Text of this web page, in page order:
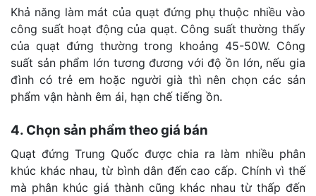
Khả năng làm mát của quạt đứng phụ thuộc nhiều vào
công suất hoạt động của quạt. Công suất thường thấy
của quạt đứng thường trong khoảng 45-50W. Công
suất sản phẩm lớn tương đương với độ ồn lớn, nếu gia
đình có trẻ em hoặc người già thì nên chọn các sản
phẩm vận hành êm ái, hạn chế tiếng ồn.
4. Chọn sản phẩm theo giá bán
Quạt đứng Trung Quốc được chia ra làm nhiều phân
khúc khác nhau, từ bình dân đến cao cấp. Chính vì thế
mà phân khúc giá thành cũng khác nhau từ thấp đến